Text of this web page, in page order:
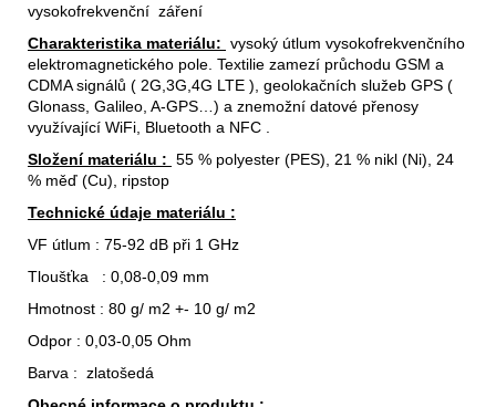
vysokofrekvenční záření
Charakteristika materiálu: vysoký útlum vysokofrekvenčního
elektromagnetického pole. Textilie zamezí průchodu GSM a
CDMA signálů ( 2G,3G,4G LTE ), geolokačních služeb GPS (
Glonass, Galileo, A-GPS…) a znemožní datové přenosy
využívající WiFi, Bluetooth a NFC .
Složení materiálu : 55 % polyester (PES), 21 % nikl (Ni), 24
% měď (Cu), ripstop
Technické údaje materiálu :
VF útlum : 75-92 dB při 1 GHz
Tloušťka : 0,08-0,09 mm
Hmotnost : 80 g/ m2 +- 10 g/ m2
Odpor : 0,03-0,05 Ohm
Barva : zlatošedá